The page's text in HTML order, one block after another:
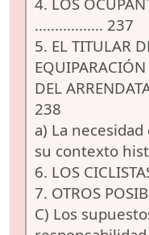
................. 237
5. EL TITULAR
DEL
238
a) La
su contexto
6. LOS
7. OTROS
C) Los